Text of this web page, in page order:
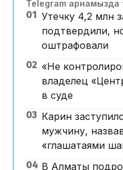
Telegram арнамызда
01 Утечку 4,2 млн
подтвердили,
оштрафовали
02 «Не
владелец
в суде
03 Карин
мужчину,
«глашатаями
04 В Алматы